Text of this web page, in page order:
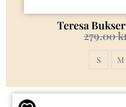
Teresa
279.00
S M